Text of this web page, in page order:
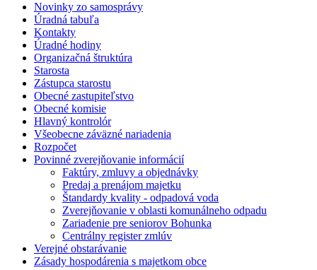
Novinky zo samosprávy
Úradná tabuľa
Kontakty
Úradné hodiny
Organizačná štruktúra
Starosta
Zástupca starostu
Obecné zastupiteľstvo
Obecné komisie
Hlavný kontrolór
Všeobecne záväzné nariadenia
Rozpočet
Povinné zverejňovanie informácií
Faktúry, zmluvy a objednávky
Predaj a prenájom majetku
Štandardy kvality - odpadová voda
Zverejňovanie v oblasti komunálneho odpadu
Zariadenie pre seniorov Bohunka
Centrálny register zmlúv
Verejné obstarávanie
Zásady hospodárenia s majetkom obce